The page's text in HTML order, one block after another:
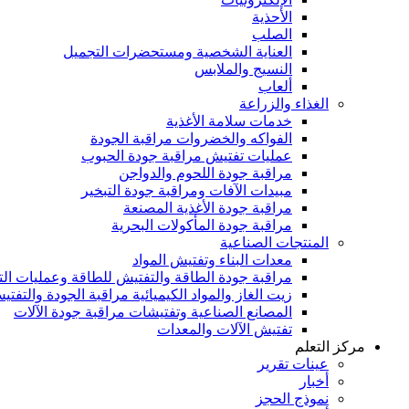
الأحذية
الصلب
العناية الشخصية ومستحضرات التجميل
النسيج والملابس
ألعاب
الغذاء والزراعة
خدمات سلامة الأغذية
الفواكه والخضروات مراقبة الجودة
عمليات تفتيش مراقبة جودة الحبوب
مراقبة جودة اللحوم والدواجن
مبيدات الآفات ومراقبة جودة التبخير
مراقبة جودة الأغذية المصنعة
مراقبة جودة المأكولات البحرية
المنتجات الصناعية
معدات البناء وتفتيش المواد
مراقبة جودة الطاقة والتفتيش للطاقة وعمليات
زيت الغاز والمواد الكيميائية مراقبة الجودة
المصانع الصناعية وتفتيشات مراقبة جودة الآلات
تفتيش الآلات والمعدات
مركز التعلم
عينات تقرير
أخبار
نموذج الحجز